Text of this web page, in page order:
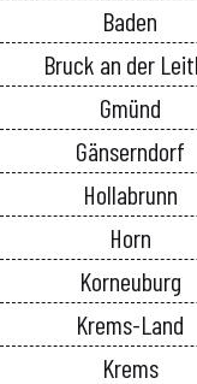
Baden
Bruck an der
Gmünd
Gänserndorf
Hollabrunn
Horn
Korneuburg
Krems-Land
Krems